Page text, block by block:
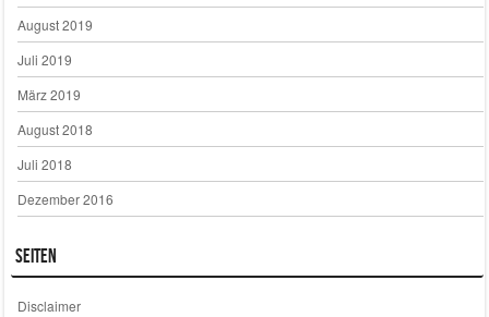
August 2019
Juli 2019
März 2019
August 2018
Juli 2018
Dezember 2016
Seiten
Disclaimer